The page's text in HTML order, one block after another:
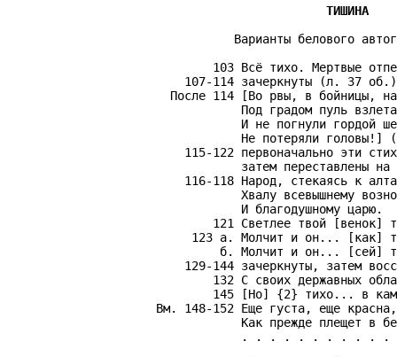
  ТИШИНА
Варианты белового
103 Всё тихо. Мертвые
               107-114 зачеркнуты (л. 37 об.)
После 114 [Во рвы, в бойницы,
Под градом пуль
И не погнули гордой
Не потеряли головы!]
115-122 первоначально эти
затем переставлены на
116-118 Народ, стекаясь к
Хвалу всевышнему
                       И благодушному царю.
121 Светлее твой [венок]
123 а. Молчит и он... [как]
б. Молчит и он... [сей]
129-144 зачеркнуты, затем
132 С своих державных
145 [Но] {2} тихо... в
           Вм. 148-152 Еще густа, еще красна,
Как прежде плещет в
. . . . . . . . . . .